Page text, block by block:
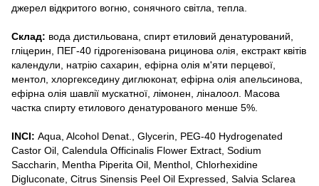
джерел відкритого вогню, сонячного світла, тепла.
Склад: вода дистильована, спирт етиловий денатурований,
гліцерин, ПЕГ-40 гідрогенізована рицинова олія, екстракт квітів
календули, натрію сахарин, ефірна олія м'яти перцевої,
ментол, хлоргекседину диглюконат, ефірна олія апельсинова,
ефірна олія шавлії мускатної, лімонен, ліналоол. Масова
частка спирту етилового денатурованого менше 5%.
INCI: Aqua, Alcohol Denat., Glycerin, PEG-40 Hydrogenated
Castor Oil, Calendula Officinalis Flower Extract, Sodium
Saccharin, Mentha Piperita Oil, Menthol, Chlorhexidine
Digluconate, Citrus Sinensis Peel Oil Expressed, Salvia Sclarea